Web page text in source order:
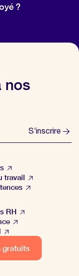
?
nos
S’inscrire
travail
RH
gratuits